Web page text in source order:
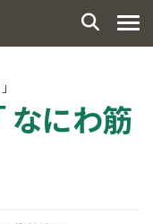
なにわ筋